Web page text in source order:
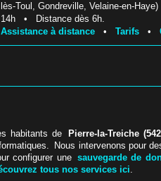
lès-Toul, Gondreville, Velaine-en-
14h • Distance dès 6h.
Assistance à distance • Tarifs •
habitants de Pierre-la-Treiche
Nous intervenons pour
configurer une sauvegarde de
tous nos services ici.